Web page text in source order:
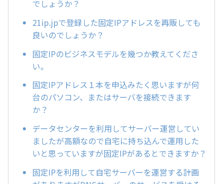
でしょうか？
21ip.jpで登録した固定IPアドレスを再販しても
良いのでしょうか？
固定IPのビジネスモデルを幾つか教えてくださ
い。
固定IPアドレス１本を申込みたく思いますが何
台のパソコン、またはサーバを接続できます
か？
データセンターを利用してサーバー運営してい
ましたが高額なので自宅に持ち込んで運用した
いと思っていますが固定IPがあるとできますか？
固定IPを利用して自宅サーバーを運営する計画